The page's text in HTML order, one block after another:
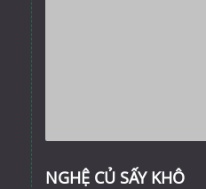
NGHỆ CỦ SẤY KHÔ